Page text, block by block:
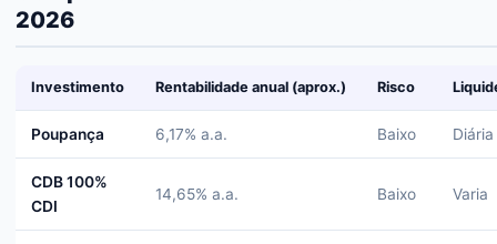
2026
Investimento Rentabilidade anual (aprox.) Risco
Poupança 6,17% a.a. Baixo Diária
CDB 100%
CDI
14,65% a.a. Baixo Varia